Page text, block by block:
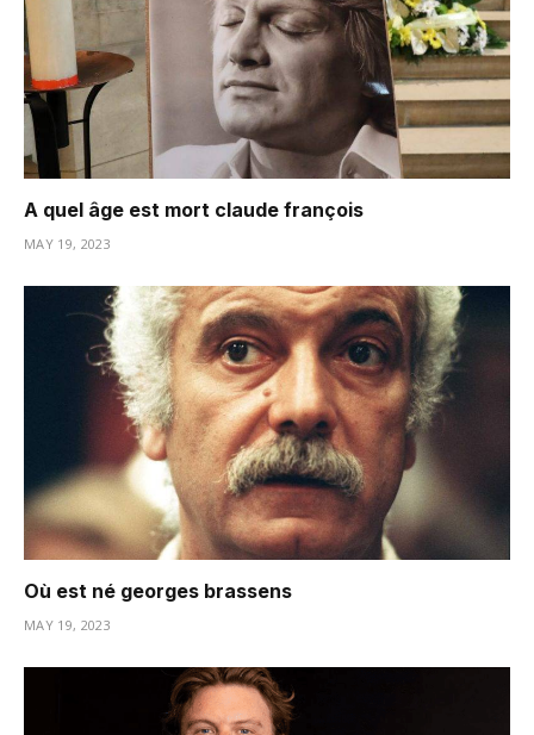
A quel âge est mort claude françois
MAY 19, 2023
Où est né georges brassens
MAY 19, 2023